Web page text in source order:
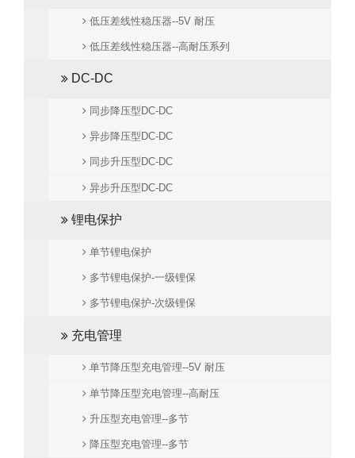
低压差线性稳压器--5V 耐压
低压差线性稳压器--高耐压系列
DC-DC
同步降压型DC-DC
异步降压型DC-DC
同步升压型DC-DC
异步升压型DC-DC
锂电保护
单节锂电保护
多节锂电保护-一级锂保
多节锂电保护-次级锂保
充电管理
单节降压型充电管理--5V 耐压
单节降压型充电管理--高耐压
升压型充电管理--多节
降压型充电管理--多节